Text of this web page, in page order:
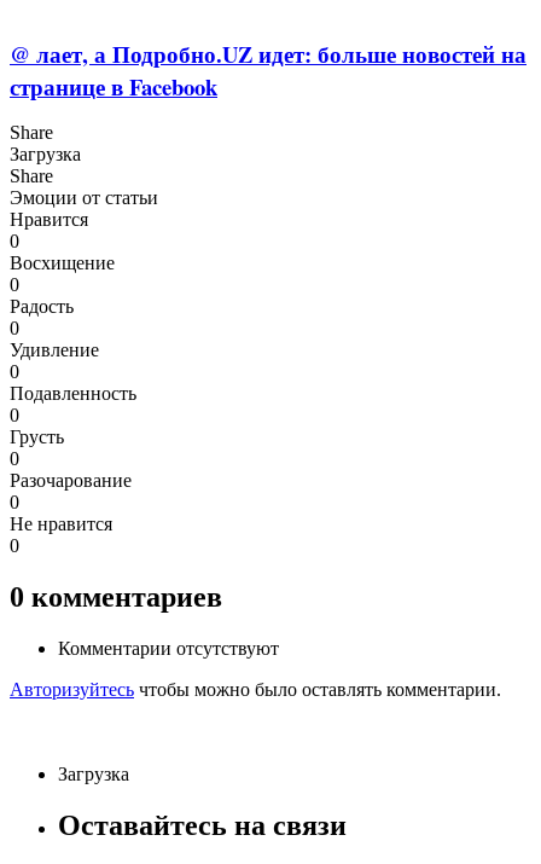
@ лает, а Подробно.UZ идет: больше новостей на
странице в Facebook
Share
Загрузка
Share
Эмоции от статьи
Нравится
0
Восхищение
0
Радость
0
Удивление
0
Подавленность
0
Грусть
0
Разочарование
0
Не нравится
0
0 комментариев
Комментарии отсутствуют
Авторизуйтесь чтобы можно было оставлять комментарии.
Загрузка
Оставайтесь на связи